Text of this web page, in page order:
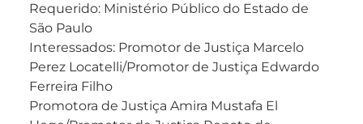
Requerido: Ministério Público do Estado de
São Paulo
Interessados: Promotor de Justiça Marcelo
Perez Locatelli/Promotor de Justiça Edwardo
Ferreira Filho
Promotora de Justiça Amira Mustafa El